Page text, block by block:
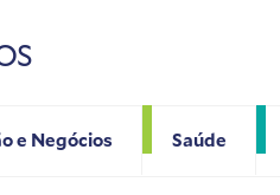
e Negócios Saúde